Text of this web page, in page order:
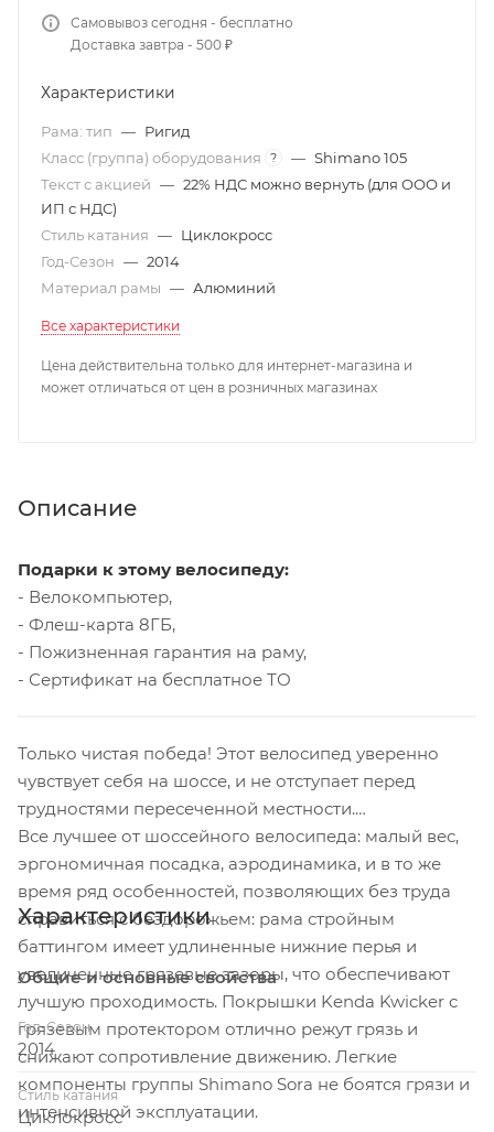
Самовывоз сегодня - бесплатно
Доставка завтра - 500 ₽
Характеристики
Рама: тип — Ригид
Класс (группа) оборудования
? — Shimano 105
Текст с акцией — 22% НДС можно вернуть (для ООО и
ИП с НДС)
Стиль катания — Циклокросс
Год-Сезон — 2014
Материал рамы — Алюминий
Все характеристики
Цена действительна только для интернет-магазина и
может отличаться от цен в розничных магазинах
Описание
Подарки к этому велосипеду:
- Велокомпьютер,
- Флеш-карта 8ГБ,
- Пожизненная гарантия на раму,
- Сертификат на бесплатное ТО
Только чистая победа! Этот велосипед уверенно
чувствует себя на шоссе, и не отступает перед
трудностями пересеченной местности.
Все лучшее от шоссейного велосипеда: малый вес,
эргономичная посадка, аэродинамика, и в то же
время ряд особенностей, позволяющих без труда
справиться с бездорожьем: рама стройным
баттингом имеет удлиненные нижние перья и
увеличенные грязевые зазоры, что обеспечивают
лучшую проходимость. Покрышки Kenda Kwicker с
грязевым протектором отлично режут грязь и
снижают сопротивление движению. Легкие
компоненты группы Shimano Sora не боятся грязи и
интенсивной эксплуатации.
Характеристики
Общие и основные свойства
Год-Сезон
2014
Стиль катания
Циклокросс